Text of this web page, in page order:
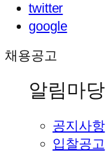
twitter
google
채용공고
알림마당
공지사항
입찰공고